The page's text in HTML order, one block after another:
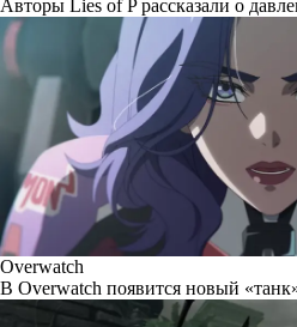
Авторы Lies of P рассказали о
Overwatch
В Overwatch появится новый